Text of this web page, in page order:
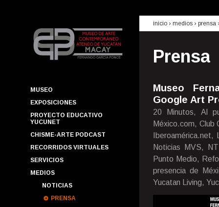
MUSEO
EXPOSICIONES
PROYECTO EDUCATIVO
YUCUNET
CHISME-ARTE PODCAST
RECORRIDOS VIRTUALES
SERVICIOS
MEDIOS
NOTICIAS
PRENSA
inicio › medios › prensa
Prensa
Museo
Google Art
20 Minutos, Al
México.com, Club
Noticias MVS,
Punto Medio,
presencia de
Yucatan Living,